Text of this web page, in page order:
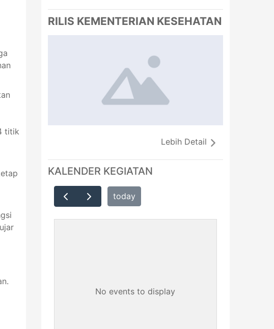
titik
RILIS KEMENTERIAN KESEHATAN
Lebih Detail
KALENDER KEGIATAN
today
No events to display